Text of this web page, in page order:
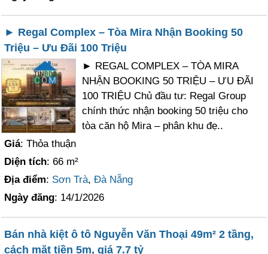
► Regal Complex – Tòa Mira Nhận Booking 50
Triệu – Ưu Đãi 100 Triệu
► REGAL COMPLEX – TÒA MIRA
NHẬN BOOKING 50 TRIỆU – ƯU ĐÃI
100 TRIỆU Chủ đầu tư: Regal Group
chính thức nhận booking 50 triệu cho
tòa căn hộ Mira – phân khu đẹ..
Giá: Thỏa thuận
Diện tích: 66 m²
Địa điểm: Sơn Trà,Đà Nẵng
Ngày đăng: 14/1/2026
Bán nhà kiệt ô tô Nguyễn Văn Thoại 49m² 2 tầng,
cách mặt tiền 5m, giá 7.7 tỷ